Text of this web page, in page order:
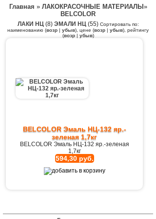
Главная » ЛАКОКРАСОЧНЫЕ МАТЕРИАЛЫ »
BELCOLOR
ЛАКИ НЦ (8) ЭМАЛИ НЦ(55) Сортировать по:
наименованию (возр | убыв), цене (возр | убыв), рейтингу
(возр| убыв)
BELCOLOR Эмаль НЦ-132 яр.-
зеленая 1,7кг
BELCOLOR Эмаль НЦ-132 яр.-зеленая
1,7кг
594,30 руб.